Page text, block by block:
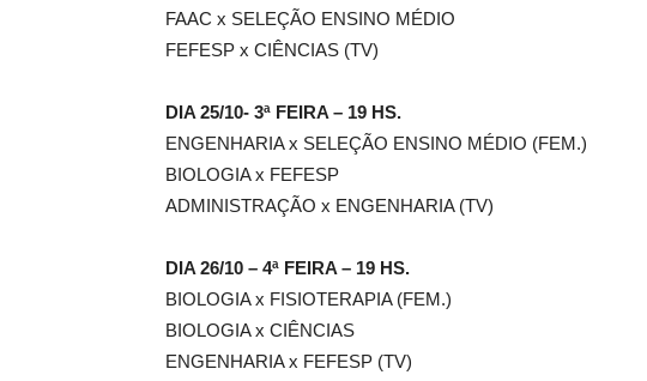
FAAC x SELEÇÃO ENSINO MÉDIO
FEFESP x CIÊNCIAS (TV)
DIA 25/10- 3ª FEIRA – 19 HS.
ENGENHARIA x SELEÇÃO ENSINO MÉDIO (FEM.)
BIOLOGIA x FEFESP
ADMINISTRAÇÃO x ENGENHARIA (TV)
DIA 26/10 – 4ª FEIRA – 19 HS.
BIOLOGIA x FISIOTERAPIA (FEM.)
BIOLOGIA x CIÊNCIAS
ENGENHARIA x FEFESP (TV)